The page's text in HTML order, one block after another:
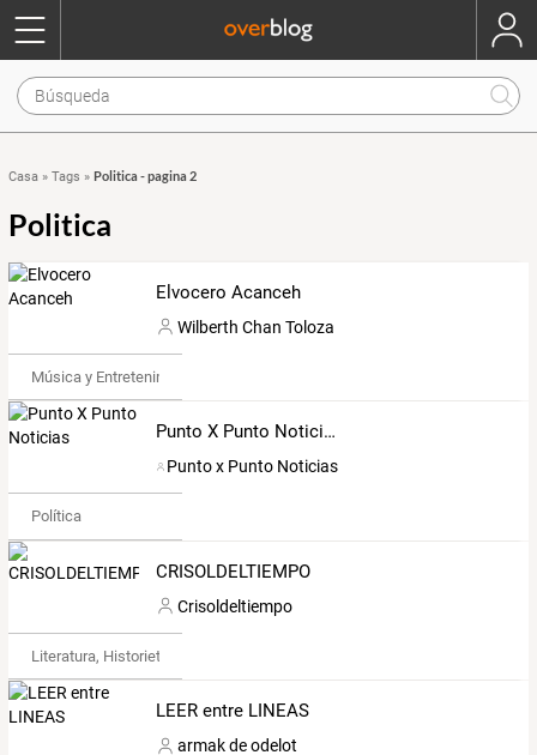
Casa » Tags » Politica - pagina 2
Politica
Elvocero Acanceh
Wilberth Chan Toloza
Música y Entretenimiento
Punto X Punto Noticias
Punto x Punto Noticias
Política
CRISOLDELTIEMPO
Crisoldeltiempo
Literatura, Historietas y Poesía
LEER entre LINEAS
armak de odelot